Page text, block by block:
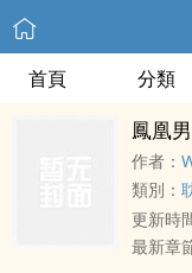
首頁 分類
鳳凰男
作者：
類別：
更新時
最新章